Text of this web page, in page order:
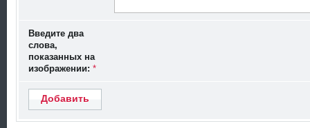
Введите два
слова,
показанных на
изображении: *
Добавить